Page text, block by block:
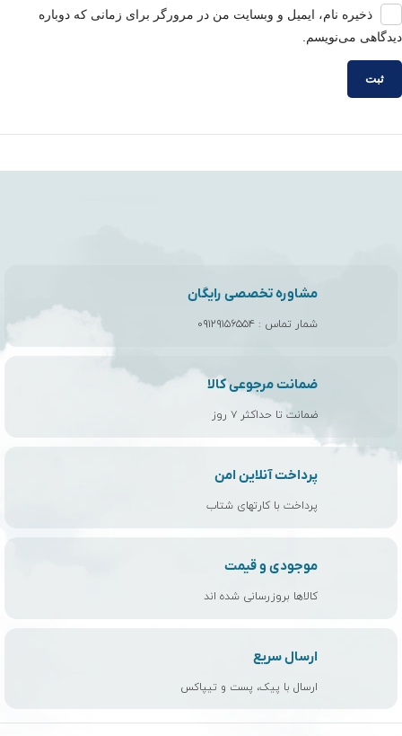
ذخیره نام، ایمیل و وبسایت من در مرورگر برای زمانی که دوباره
دیدگاهی می‌نویسم.
مشاوره تخصصی رایگان
شمار تماس : ۰۹۱۲۹۱۵۶۵۵۴
ضمانت مرجوعی کالا
ضمانت تا حداکثر ۷ روز
پرداخت آنلاین امن
پرداخت با کارتهای شتاب
موجودی و قیمت
کالاها بروزرسانی شده اند
ارسال سریع
ارسال با پیک، پست و تیپاکس